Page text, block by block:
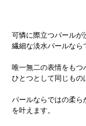
可憐に際立つパールが
繊細な淡水パールなら
唯一無二の表情をもつ
ひとつとして同じもの
パールならではの柔
を叶えます。